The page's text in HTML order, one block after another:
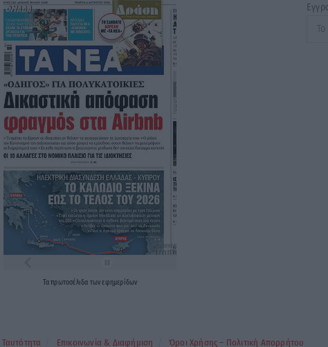
Ταπρωτοσέλιδα τωνεφημερίδων
Ταυτότητα Επικοινωνία & Διαφήμιση Όροι Χρήσης – Πολιτική Απορρήτου